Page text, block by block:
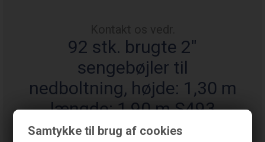
Samtykke til brug af cookies
92 stk. brugte 2"
sengebøjler til
nedboltning, højde: 1,30 m
længde: 1,90 m S493